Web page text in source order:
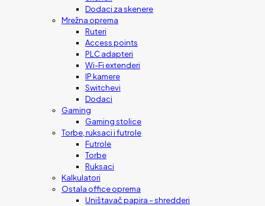
Dodaci za skenere
Mrežna oprema
Ruteri
Access points
PLC adapteri
Wi-Fi extenderi
IP kamere
Switchevi
Dodaci
Gaming
Gaming stolice
Torbe, ruksaci i futrole
Futrole
Torbe
Ruksaci
Kalkulatori
Ostala office oprema
Uništavač papira – shredderi